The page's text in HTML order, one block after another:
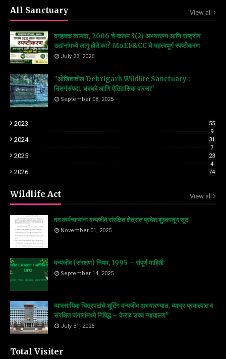
All Sanctuary View all
वनहक्क कायदा, 2006 चे कलम 3(2) अभयारण्य आणि राष्ट्रीय
उद्यानांमध्ये लागू होते का? MoEF&CC चे महत्त्वपूर्ण स्पष्टीकरण
July 23, 2026
"ओडिशातील Debrigarh Wildlife Sanctuary :
निसर्गसंपदा, धबधबे आणि ऐतिहासिक वारसा"
September 08, 2025
2023
55
9
2024
31
7
2025
23
4
2026 74
Wildlife Act View all
वन कर्मचाऱ्यांना वन्यजीव संरक्षित क्षेत्रात प्रवेश शुल्कातून सूट
November 01, 2025
वन्यजीव (संरक्षण) नियम, 1995 – संपूर्ण माहिती
September 14, 2025
व्यावसायिक चित्रपटांचे शूटिंग वन्यजीव अभयारण्यात, व्याघ्र प्रकल्पात व
संरक्षित जंगलांमध्ये निषिद्ध – केरळ उच्च न्यायालय"
July 31, 2025
Total Visiter